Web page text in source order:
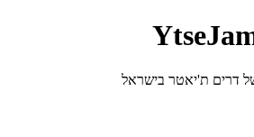
דרים ת'יאטר בישראל